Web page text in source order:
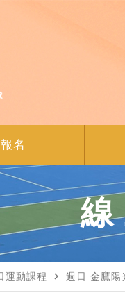
名
運動課程 navigate_next 週日 金鷹陽